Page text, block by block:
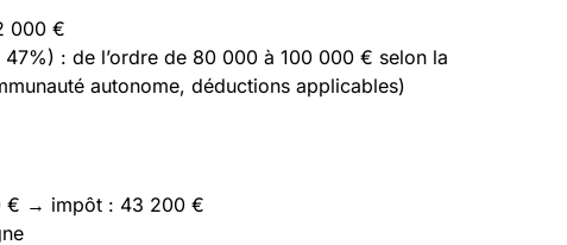
000 €
: de l’ordre de 80 000 à 100 000 € selon la
autonome, déductions applicables)
€ → impôt : 43 200 €